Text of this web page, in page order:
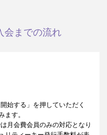
会までの流れ
始する」を押していただく
ます。
月会費会員のみの対応となり